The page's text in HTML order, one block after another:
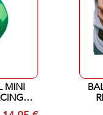
MINI